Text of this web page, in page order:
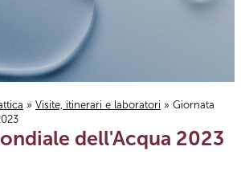
» Visite, itinerari e laboratori » Giornata
dell'Acqua 2023